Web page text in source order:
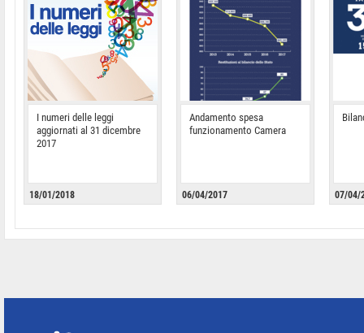
I numeri delle leggi
aggiornati al 31 dicembre
2017
18/01/2018
Andamento spesa
funzionamento Camera
06/04/2017 07/04/